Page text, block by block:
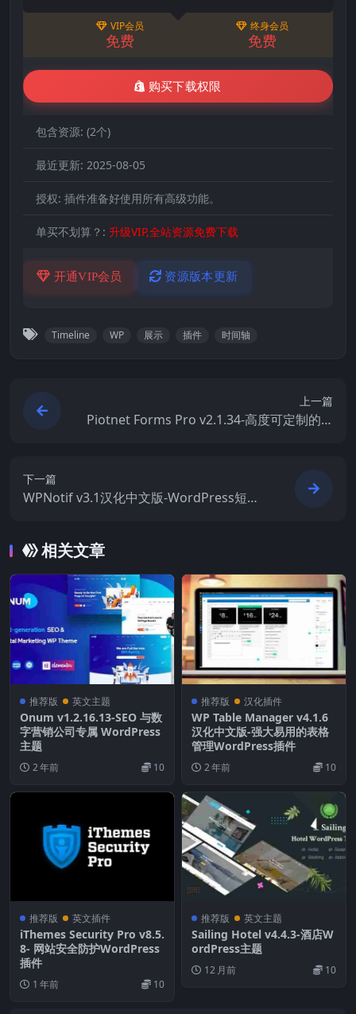
VIP会员
免费
终身会员
免费
购买下载权限
包含资源: (2个)
最近更新: 2025-08-05
授权: 插件准备好使用所有高级功能。
单买不划算？: 升级VIP,全站资源免费下载
开通VIP会员 资源版本更新
Timeline WP 展示 插件 时间轴
上一篇
Piotnet Forms Pro v2.1.34-高度可定制的W
下一篇
WPNotif v3.1汉化中文版-WordPress短信
相关文章
推荐版 英文主题
Onum v1.2.16.13-SEO 与数
字营销公司专属 WordPress
主题
2 年前 10
推荐版 汉化插件
WP Table Manager v4.1.6
汉化中文版-强大易用的表格
管理WordPress插件
2 年前 10
推荐版 英文插件
iThemes Security Pro v8.5.
8- 网站安全防护WordPress
插件
1 年前 10
推荐版 英文主题
Sailing Hotel v4.4.3-酒店W
ordPress主题
12 月前 10